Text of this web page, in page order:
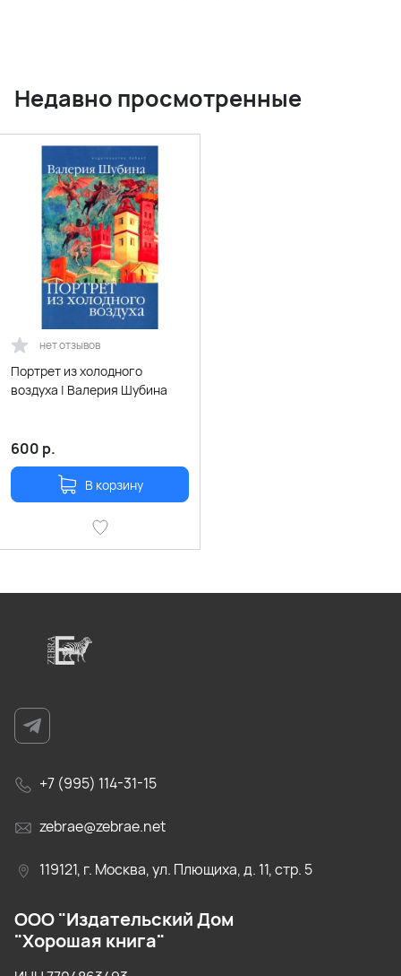
Недавно просмотренные
нет отзывов
Портрет из холодного
воздуха | Валерия Шубина
600 р.
В корзину
+7 (995) 114-31-15
zebrae@zebrae.net
119121, г. Москва, ул. Плющиха, д. 11, стр. 5
ООО "Издательский Дом
"Хорошая книга"